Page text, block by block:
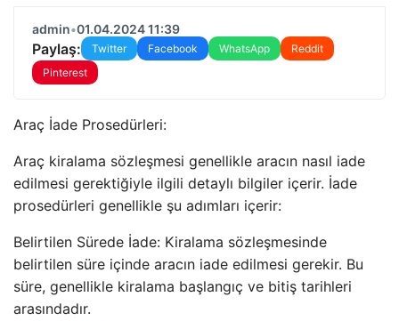
admin•01.04.2024 11:39
Paylaş: Twitter Facebook WhatsApp
Reddit
Pinterest
Araç İade Prosedürleri:
Araç kiralama sözleşmesi genellikle aracın nasıl iade
edilmesi gerektiğiyle ilgili detaylı bilgiler içerir. İade
prosedürleri genellikle şu adımları içerir:
Belirtilen Sürede İade: Kiralama sözleşmesinde
belirtilen süre içinde aracın iade edilmesi gerekir. Bu
süre, genellikle kiralama başlangıç ve bitiş tarihleri
arasındadır.